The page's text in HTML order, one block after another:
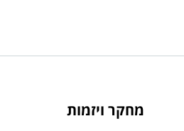
מחקר ויזמות